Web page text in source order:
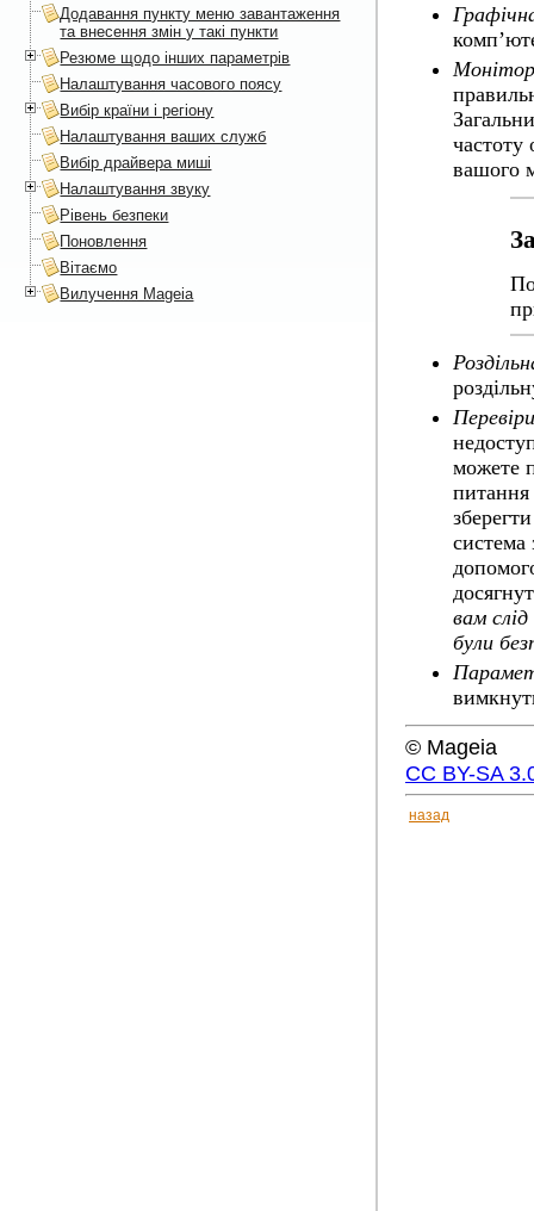
Монітор
частоту
вашого
можете
питання
система
вам
були
© Mageia
CC BY-SA
назад
Додавання пункту меню завантаження
та внесення змін у такі пункти
Резюме щодо інших параметрів
Налаштування часового поясу
Вибір країни і регіону
Налаштування ваших служб
Вибір драйвера миші
Налаштування звуку
Рівень безпеки
Поновлення
Вітаємо
Вилучення Mageia